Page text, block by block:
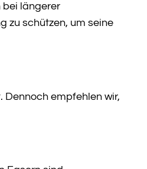
bei längerer
zu schützen, um seine
Dennoch empfehlen wir,